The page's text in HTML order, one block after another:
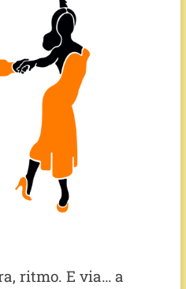
ritmo. E via… a